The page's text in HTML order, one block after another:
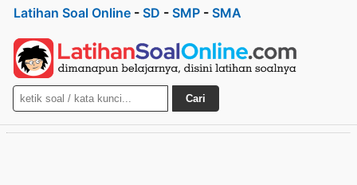
Latihan Soal Online - SD - SMP - SMA
Cari